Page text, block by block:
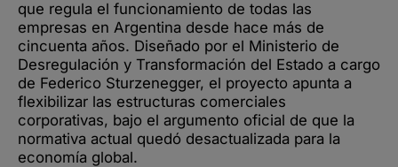
que regula el funcionamiento de todas las
empresas en Argentina desde hace más de
cincuenta años. Diseñado por el Ministerio de
Desregulación y Transformación del Estado a cargo
de Federico Sturzenegger, el proyecto apunta a
flexibilizar las estructuras comerciales
corporativas, bajo el argumento oficial de que la
normativa actual quedó desactualizada para la
economía global.